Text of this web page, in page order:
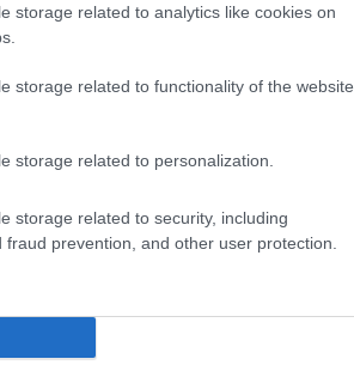
storage related to analytics like cookies on
storage related to functionality of the website
storage related to personalization.
storage related to security, including
prevention, and other user protection.
Li-Ion
ÉS ÉRZÉKELŐK